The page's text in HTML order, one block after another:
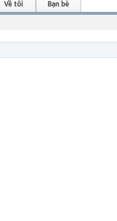
Về tôi Bạn bè